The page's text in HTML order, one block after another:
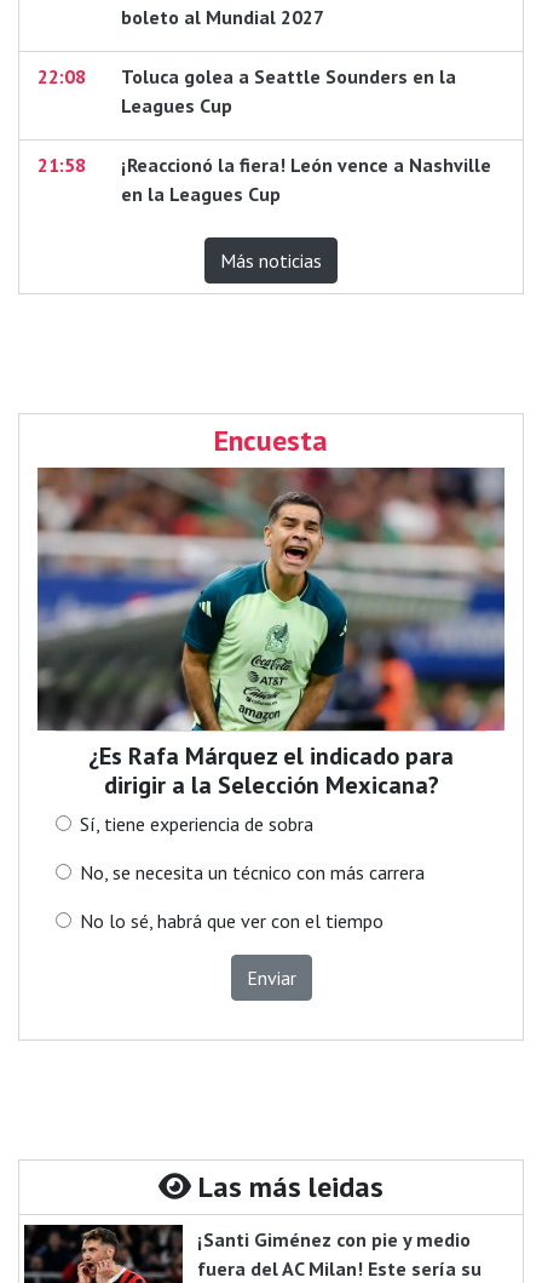
boleto al Mundial 2027
22:08
Toluca golea a Seattle Sounders en la
Leagues Cup
21:58
¡Reaccionó la fiera! León vence a Nashville
en la Leagues Cup
Más noticias
Encuesta
¿Es Rafa Márquez el indicado para
dirigir a la Selección Mexicana?
Sí, tiene experiencia de sobra
No, se necesita un técnico con más carrera
No lo sé, habrá que ver con el tiempo
Enviar
Las más leidas
¡Santi Giménez con pie y medio
fuera del AC Milan! Este sería su